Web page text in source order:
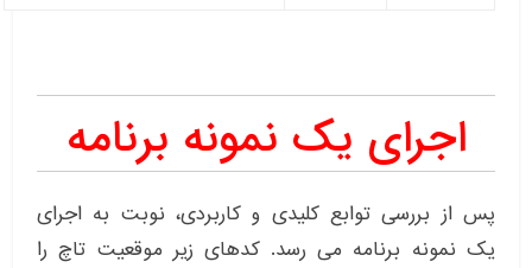
اجرای یک نمونه برنامه
پس از بررسی توابع کلیدی و کاربردی، نوبت به اجرای
یک نمونه برنامه می رسد. کدهای زیر موقعیت تاچ را